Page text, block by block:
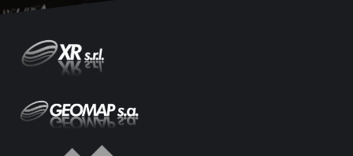
GRUPO EMPRESARIO